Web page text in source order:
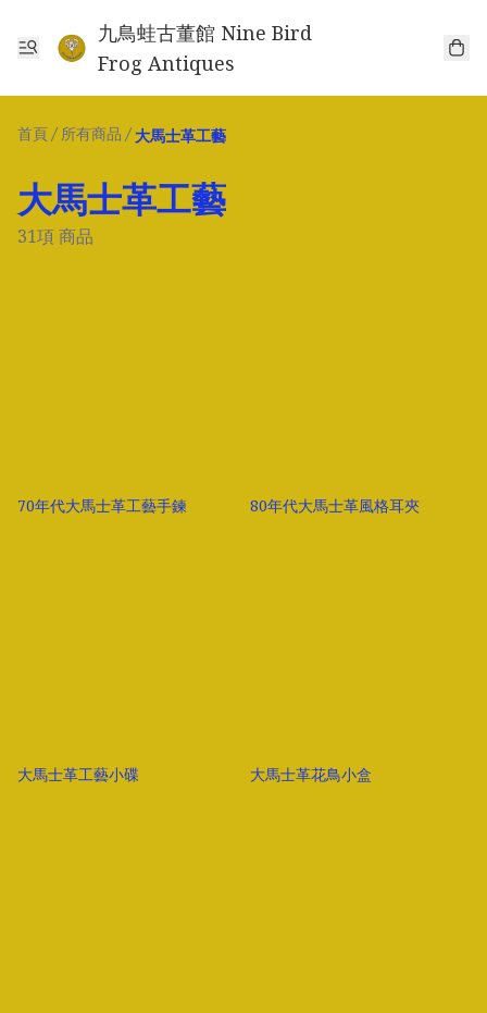
九鳥蛙古董館 Nine Bird
Frog Antiques
首頁 / 所有商品 / 大馬士革工藝
大馬士革工藝
31項 商品
70年代大馬士革工藝手鍊 80年代大馬士革風格耳夾
大馬士革工藝小碟 大馬士革花鳥小盒